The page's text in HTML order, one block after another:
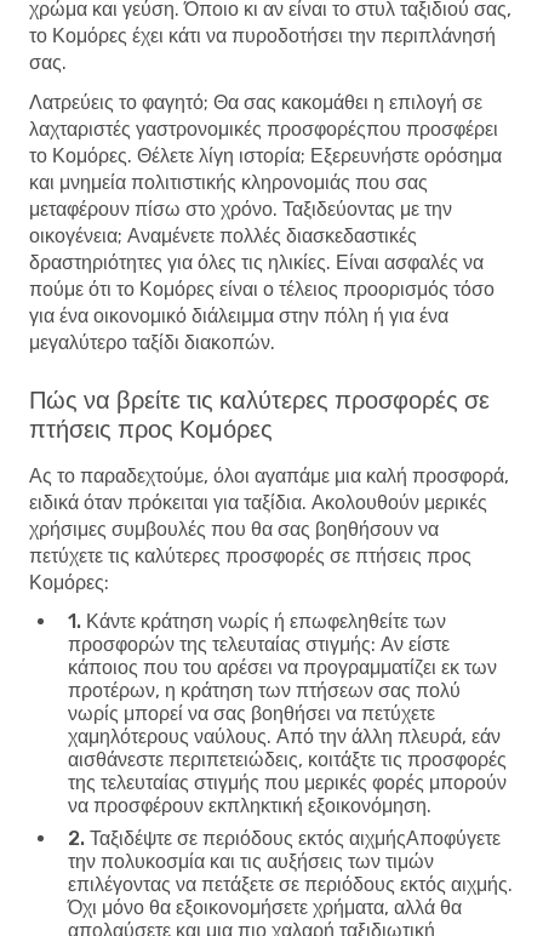
χρώμα και γεύση. Όποιο κι αν είναι το στυλ ταξιδιού σας,
το Κομόρες έχει κάτι να πυροδοτήσει την περιπλάνησή
σας.
Λατρεύεις το φαγητό; Θα σας κακομάθει η επιλογή σε
λαχταριστές γαστρονομικές προσφορέςπου προσφέρει
το Κομόρες. Θέλετε λίγη ιστορία; Εξερευνήστε ορόσημα
και μνημεία πολιτιστικής κληρονομιάς που σας
μεταφέρουν πίσω στο χρόνο. Ταξιδεύοντας με την
οικογένεια; Αναμένετε πολλές διασκεδαστικές
δραστηριότητες για όλες τις ηλικίες. Είναι ασφαλές να
πούμε ότι το Κομόρες είναι ο τέλειος προορισμός τόσο
για ένα οικονομικό διάλειμμα στην πόλη ή για ένα
μεγαλύτερο ταξίδι διακοπών.
Πώς να βρείτε τις καλύτερες προσφορές σε
πτήσεις προς Κομόρες
Ας το παραδεχτούμε, όλοι αγαπάμε μια καλή προσφορά,
ειδικά όταν πρόκειται για ταξίδια. Ακολουθούν μερικές
χρήσιμες συμβουλές που θα σας βοηθήσουν να
πετύχετε τις καλύτερες προσφορές σε πτήσεις προς
Κομόρες:
1. Κάντε κράτηση νωρίς ή επωφεληθείτε των
προσφορών της τελευταίας στιγμής: Αν είστε
κάποιος που του αρέσει να προγραμματίζει εκ των
προτέρων, η κράτηση των πτήσεων σας πολύ
νωρίς μπορεί να σας βοηθήσει να πετύχετε
χαμηλότερους ναύλους. Από την άλλη πλευρά, εάν
αισθάνεστε περιπετειώδεις, κοιτάξτε τις προσφορές
της τελευταίας στιγμής που μερικές φορές μπορούν
να προσφέρουν εκπληκτική εξοικονόμηση.
2. Ταξιδέψτε σε περιόδους εκτός αιχμήςΑποφύγετε
την πολυκοσμία και τις αυξήσεις των τιμών
επιλέγοντας να πετάξετε σε περιόδους εκτός αιχμής.
Όχι μόνο θα εξοικονομήσετε χρήματα, αλλά θα
απολαύσετε και μια πιο χαλαρή ταξιδιωτική